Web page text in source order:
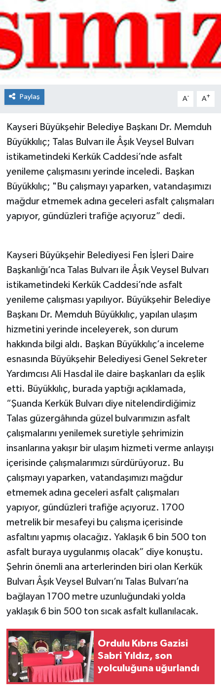
Paylaş A- A+
Kayseri Büyükşehir Belediye Başkanı Dr. Memduh
Büyükkılıç; Talas Bulvarı ile Âşık Veysel Bulvarı
istikametindeki Kerkük Caddesi’nde asfalt
yenileme çalışmasını yerinde inceledi. Başkan
Büyükkılıç; "Bu çalışmayı yaparken, vatandaşımızı
mağdur etmemek adına geceleri asfalt çalışmaları
yapıyor, gündüzleri trafiğe açıyoruz” dedi.
Kayseri Büyükşehir Belediyesi Fen İşleri Daire
Başkanlığı’nca Talas Bulvarı ile Âşık Veysel Bulvarı
istikametindeki Kerkük Caddesi’nde asfalt
yenileme çalışması yapılıyor. Büyükşehir Belediye
Başkanı Dr. Memduh Büyükkılıç, yapılan ulaşım
hizmetini yerinde inceleyerek, son durum
hakkında bilgi aldı. Başkan Büyükkılıç’a inceleme
esnasında Büyükşehir Belediyesi Genel Sekreter
Yardımcısı Ali Hasdal ile daire başkanları da eşlik
etti. Büyükkılıç, burada yaptığı açıklamada,
“Şuanda Kerkük Bulvarı diye nitelendirdiğimiz
Talas güzergâhında güzel bulvarımızın asfalt
çalışmalarını yenilemek suretiyle şehrimizin
insanlarına yakışır bir ulaşım hizmeti verme anlayışı
içerisinde çalışmalarımızı sürdürüyoruz. Bu
çalışmayı yaparken, vatandaşımızı mağdur
etmemek adına geceleri asfalt çalışmaları
yapıyor, gündüzleri trafiğe açıyoruz. 1700
metrelik bir mesafeyi bu çalışma içerisinde
asfaltını yapmış olacağız. Yaklaşık 6 bin 500 ton
asfalt buraya uygulanmış olacak” diye konuştu.
Şehrin önemli ana arterlerinden biri olan Kerkük
Bulvarı Âşık Veysel Bulvarı’nı Talas Bulvarı’na
bağlayan 1700 metre uzunluğundaki yolda
yaklaşık 6 bin 500 ton sıcak asfalt kullanılacak.
Ordulu Kıbrıs Gazisi
Sabri Yıldız, son
yolculuğuna uğurlandı
Spor
Tokat Haberleri
Yaşam